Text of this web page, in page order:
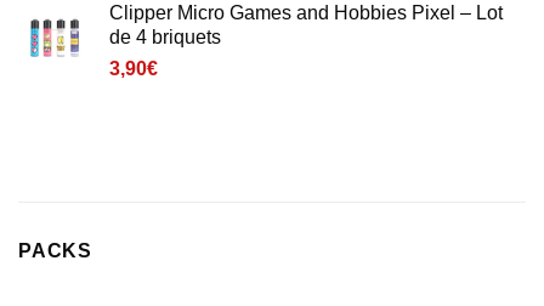
Clipper Micro Games and Hobbies Pixel – Lot
de 4 briquets
3,90€
PACKS